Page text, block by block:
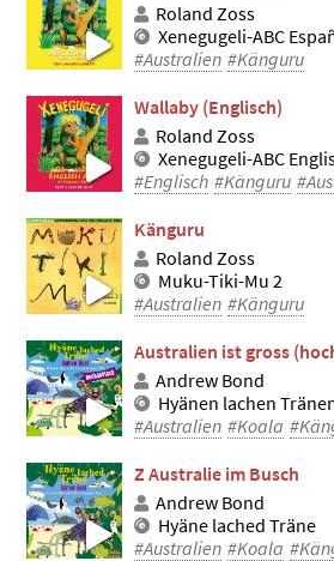
Roland Zoss
Xenegugeli-ABC
#Australien #Känguru
Wallaby (Englisch)
Roland Zoss
Xenegugeli-ABC
#Englisch #Känguru
Känguru
Roland Zoss
Muku-Tiki-Mu 2
#Australien #Känguru
Australien ist gross
Andrew Bond
Hyänen lachen
#Australien #Koala
Z Australie im Busch
Andrew Bond
Hyäne lached Träne
#Australien #Koala